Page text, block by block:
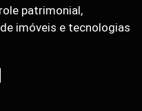
patrimonial,
imóveis e tecnologias